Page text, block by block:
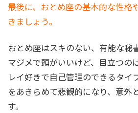
最後に、おとめ座の基本的な性格
きましょう。
おとめ座はスキのない、有能な秘
マジメで頭がいいけど、目立つの
レイ好きで自己管理のできるタイ
をあきらめて悲観的になり、意外
す。